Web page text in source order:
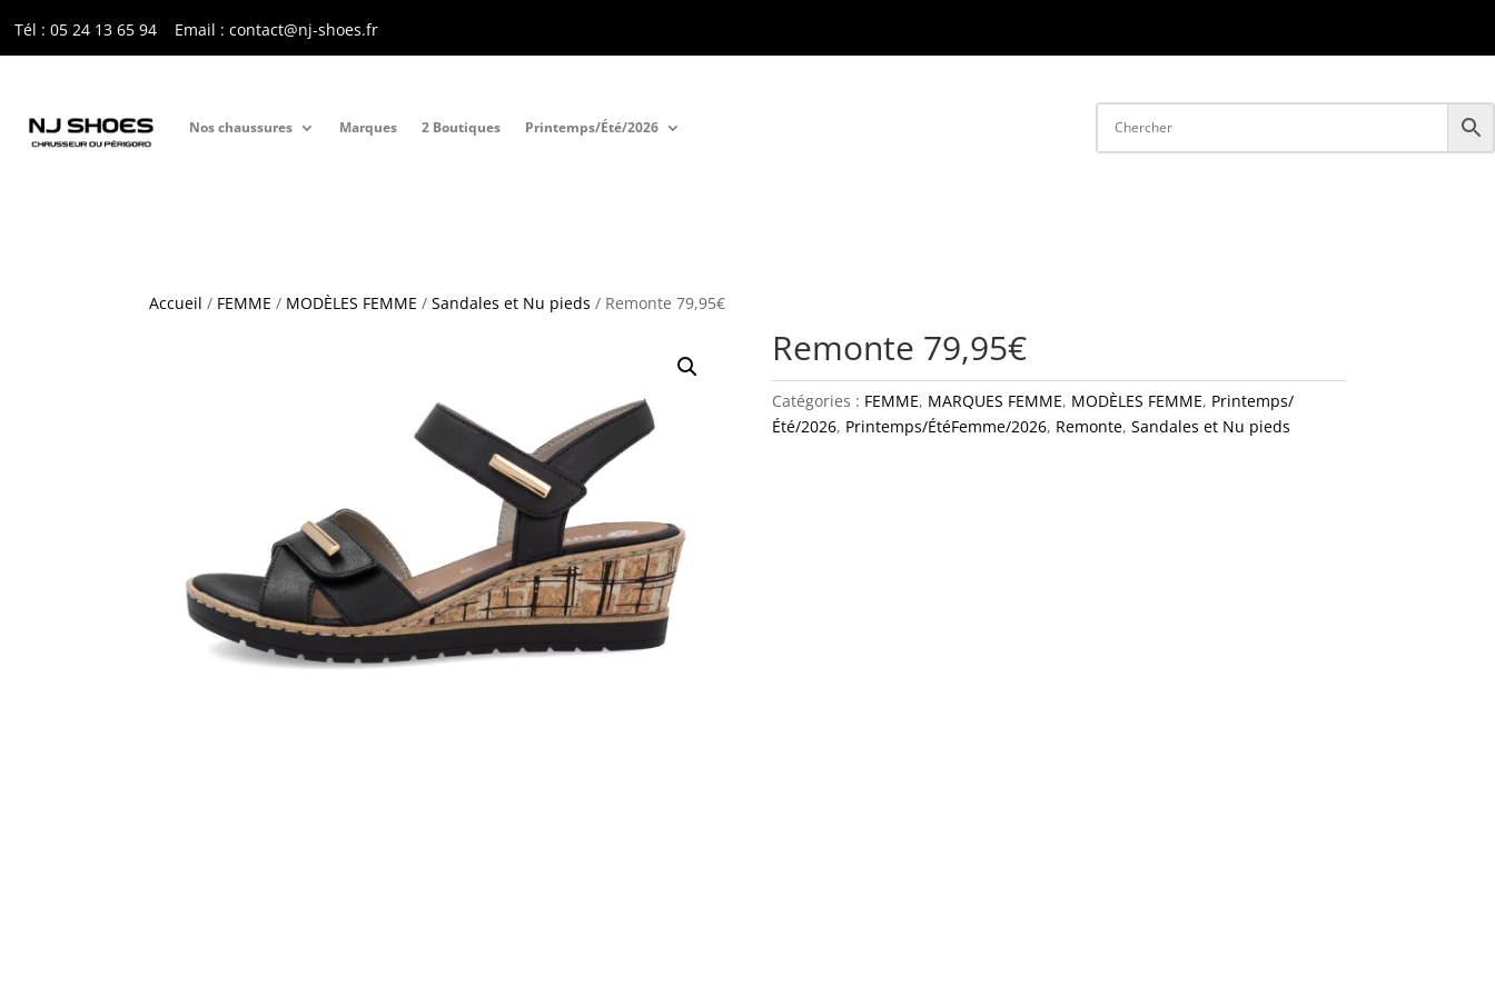
Tél : 05 24 13 65 94 Email : contact@nj-shoes.fr
Nos chaussures Marques 2 Boutiques Printemps/Été/2026
Accueil / FEMME / MODÈLES FEMME /Sandales et Nu pieds / Remonte 79,95€
Remonte 79,95€
Catégories : FEMME, MARQUES FEMME, MODÈLES FEMME, Printemps/
Été/2026, Printemps/ÉtéFemme/2026, Remonte, Sandales et Nu pieds